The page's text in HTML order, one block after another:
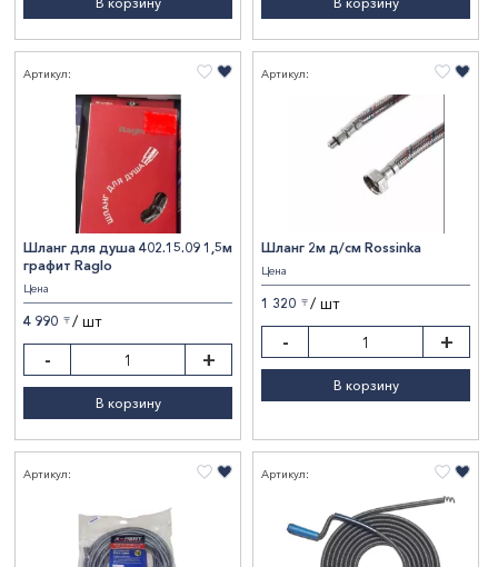
Артикул:
Шланг для душа 402.15.09 1,5м
графит Raglo
Цена
4 990 〒 / шт
- +
В корзину
Артикул:
Шланг 2м д/см Rossinka
Цена
1 320 〒 / шт
- +
В корзину
Артикул: Артикул: